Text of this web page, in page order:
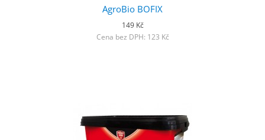
AgroBio BOFIX
149 Kč
Cena bez DPH: 123 Kč